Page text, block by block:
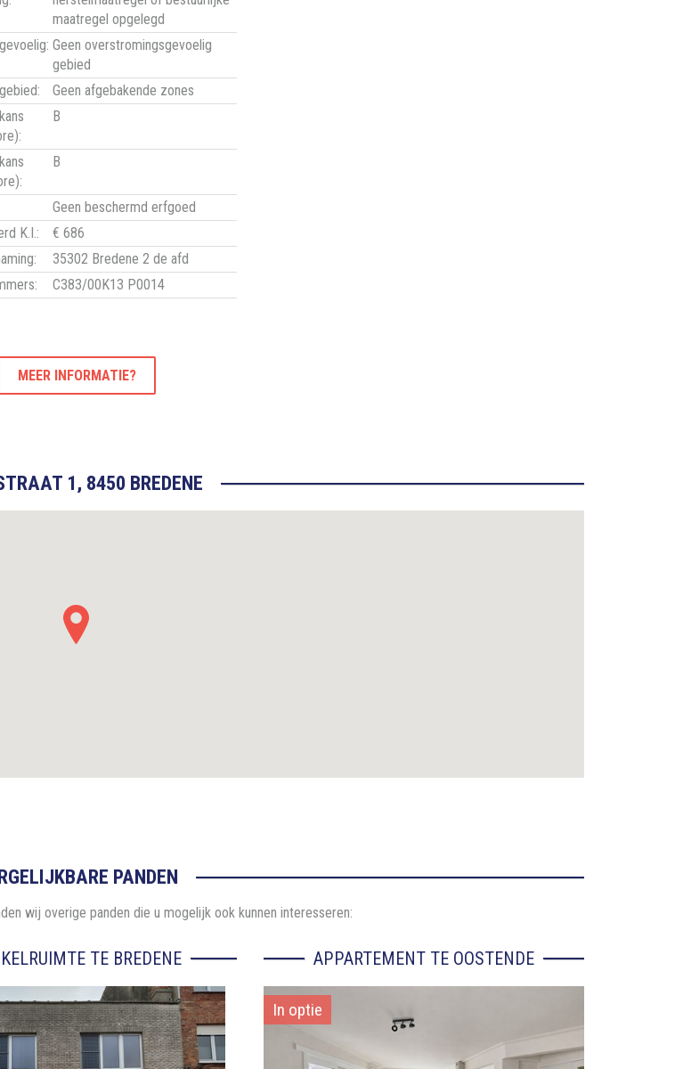
maatregel opgelegd
Geen overstromingsgevoelig
gebied
Geen afgebakende zones
B
B
Geen beschermd erfgoed
K.I.:
€ 686
35302 Bredene 2 de afd
C383/00K13 P0014
MEER INFORMATIE?
1, 8450 BREDENE
PANDEN
wij overige panden die u mogelijk ook kunnen interesseren:
TE BREDENE APPARTEMENT TE OOSTENDE
In optie